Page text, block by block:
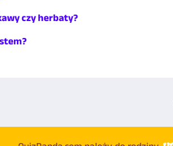
czy herbaty?